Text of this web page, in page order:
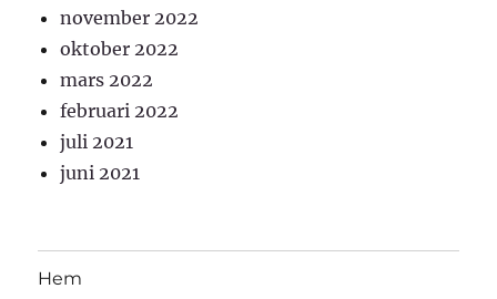
november 2022
oktober 2022
mars 2022
februari 2022
juli 2021
juni 2021
Hem